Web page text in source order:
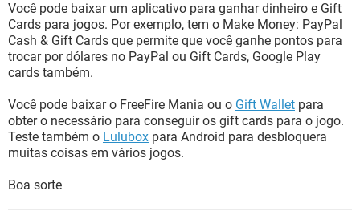
Você pode baixar um aplicativo para ganhar dinheiro e Gift
Cards para jogos. Por exemplo, tem o Make Money: PayPal
Cash & Gift Cards que permite que você ganhe pontos para
trocar por dólares no PayPal ou Gift Cards, Google Play
cards também.
Você pode baixar o FreeFire Mania ou o Gift Wallet para
obter o necessário para conseguir os gift cards para o jogo.
Teste também o Lulubox para Android para desbloquera
muitas coisas em vários jogos.
Boa sorte